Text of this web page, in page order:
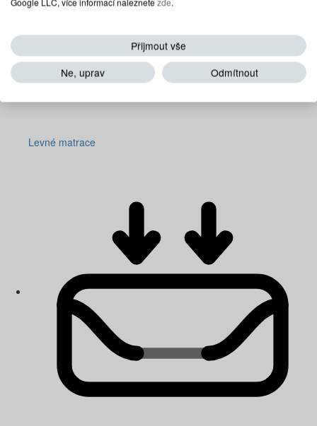
Levné matrace
Přijmout vše
Ne, uprav
Odmítnout